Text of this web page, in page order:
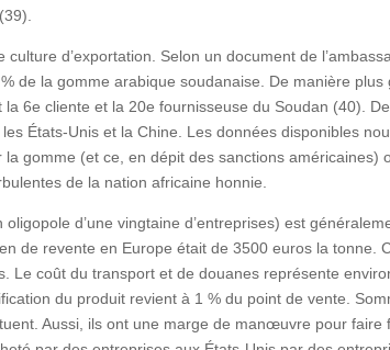
d’exportation. Selon un document de
de la gomme arabique soudanaise. De manière
6e cliente et la 20e fournisseuse du Soudan (40).
États-Unis et la Chine. Les données disponibles
gomme (et ce, en dépit des sanctions américaines)
de la nation africaine honnie.
d’une vingtaine d’entreprises) est
de revente en Europe était de 3500 euros la tonne.
coût du transport et de douanes représente
du produit revient à 1 % du point de vente.
Aussi, ils ont une marge de manœuvre pour faire